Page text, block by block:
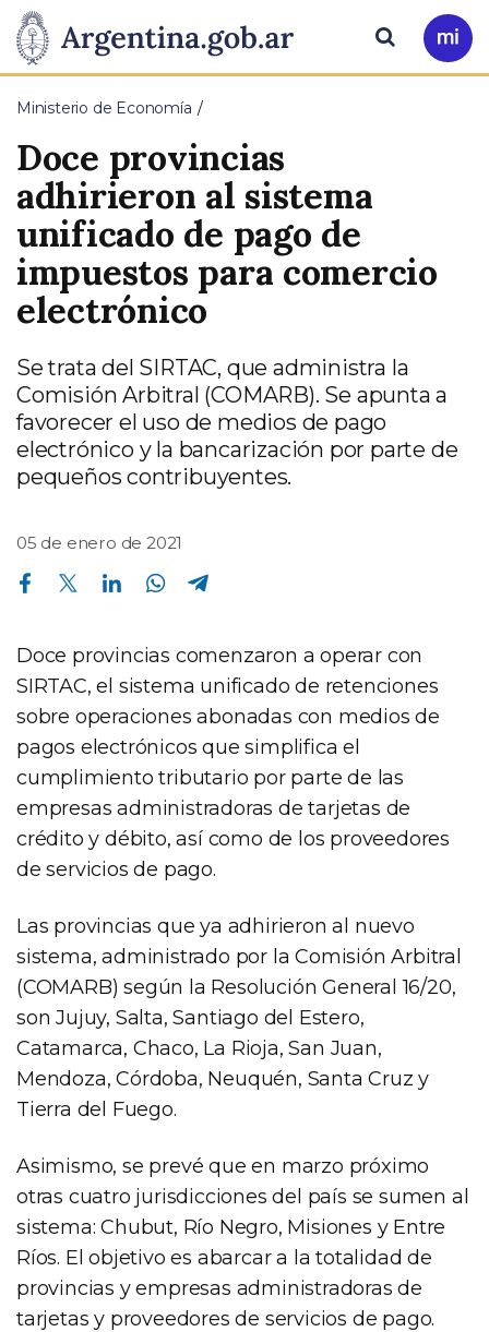
Presidencia
de
la
Nación
Pasar al contenido principal
Ir
a
Buscar
Ministerio de Economía
Doce provincias
adhirieron al sistema
unificado de pago de
impuestos para comercio
electrónico
Se trata del SIRTAC, que administra la
Comisión Arbitral (COMARB). Se apunta a
favorecer el uso de medios de pago
electrónico y la bancarización por parte de
pequeños contribuyentes.
05 de enero de 2021
Compartir en Facebook Compartir en Twitter Compartir en Linkedin Compartir en Whatsapp
Doce provincias comenzaron a operar con
SIRTAC, el sistema unificado de retenciones
sobre operaciones abonadas con medios de
pagos electrónicos que simplifica el
cumplimiento tributario por parte de las
empresas administradoras de tarjetas de
crédito y débito, así como de los proveedores
de servicios de pago.
Las provincias que ya adhirieron al nuevo
sistema, administrado por la Comisión Arbitral
(COMARB) según la Resolución General 16/20,
son Jujuy, Salta, Santiago del Estero,
Catamarca, Chaco, La Rioja, San Juan,
Mendoza, Córdoba, Neuquén, Santa Cruz y
Tierra del Fuego.
Asimismo, se prevé que en marzo próximo
otras cuatro jurisdicciones del país se sumen al
sistema: Chubut, Río Negro, Misiones y Entre
Ríos. El objetivo es abarcar a la totalidad de
provincias y empresas administradoras de
tarjetas y proveedores de servicios de pago.